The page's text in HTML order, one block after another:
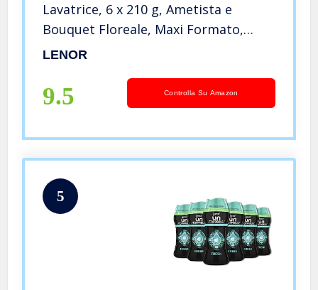
Lavatrice, 6 x 210 g, Ametista e
Bouquet Floreale, Maxi Formato,
Intensificatore di Profumo Bucato
100% Plastica Riciclata
LENOR
9.5 Controlla Su Amazon
5